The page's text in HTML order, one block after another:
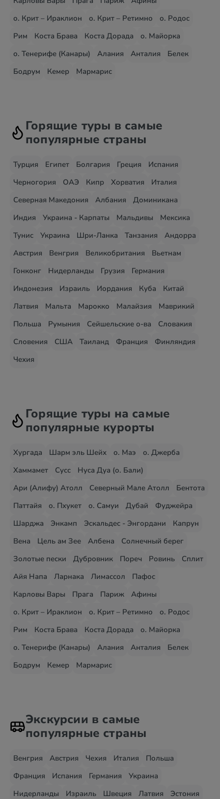
о. Крит – Ираклион
о. Крит – Ретимно
о. Родос
Рим
Коста Брава Коста Дорада
о. Майорка
о. Тенерифе (Канары)
Алания Анталия
Белек
Бодрум
Кемер Мармарис
Горящие туры в самые
популярные страны
Турция Египет Болгария Греция
Испания
Черногория
ОАЭ Кипр Хорватия
Италия
Северная Македония
Албания
Доминикана
Индия
Украина - Карпаты Мальдивы
Мексика
Тунис
Украина Шри-Ланка Танзания
Андорра
Австрия
Венгрия Великобритания
Вьетнам
Гонконг
Нидерланды Грузия
Германия
Индонезия
Израиль Иордания Куба
Китай
Латвия
Мальта Марокко Малайзия
Маврикий
Польша
Румыния Сейшельские о-ва
Словакия
Словения
США Таиланд Франция
Финляндия
Чехия
Горящие туры на самые
популярные курорты
Хургада Шарм эль Шейх о. Маэ
о. Джерба
Хаммамет
Сусс
Нуса Дуа (о. Бали)
Ари (Алифу) Атолл
Северный Мале Атолл
Бентота
Паттайя
о. Пхукет о. Самуи Дубай
Фуджейра
Шарджа
Энкамп Эскальдес - Энгордани
Капрун
Вена
Цель ам Зее Албена
Солнечный берег
Золотые пески
Дубровник Пореч Ровинь
Сплит
Айя Напа
Ларнака Лимассол
Пафос
Карловы Вары
Прага Париж
Афины
о. Крит – Ираклион
о. Крит – Ретимно
о. Родос
Рим
Коста Брава Коста Дорада
о. Майорка
о. Тенерифе (Канары)
Алания Анталия
Белек
Бодрум
Кемер Мармарис
Экскурсии в самые
популярные страны
Венгрия Австрия Чехия Италия
Польша
Франция
Испания Германия
Украина
Нидерланды
Израиль Швеция Латвия
Эстония